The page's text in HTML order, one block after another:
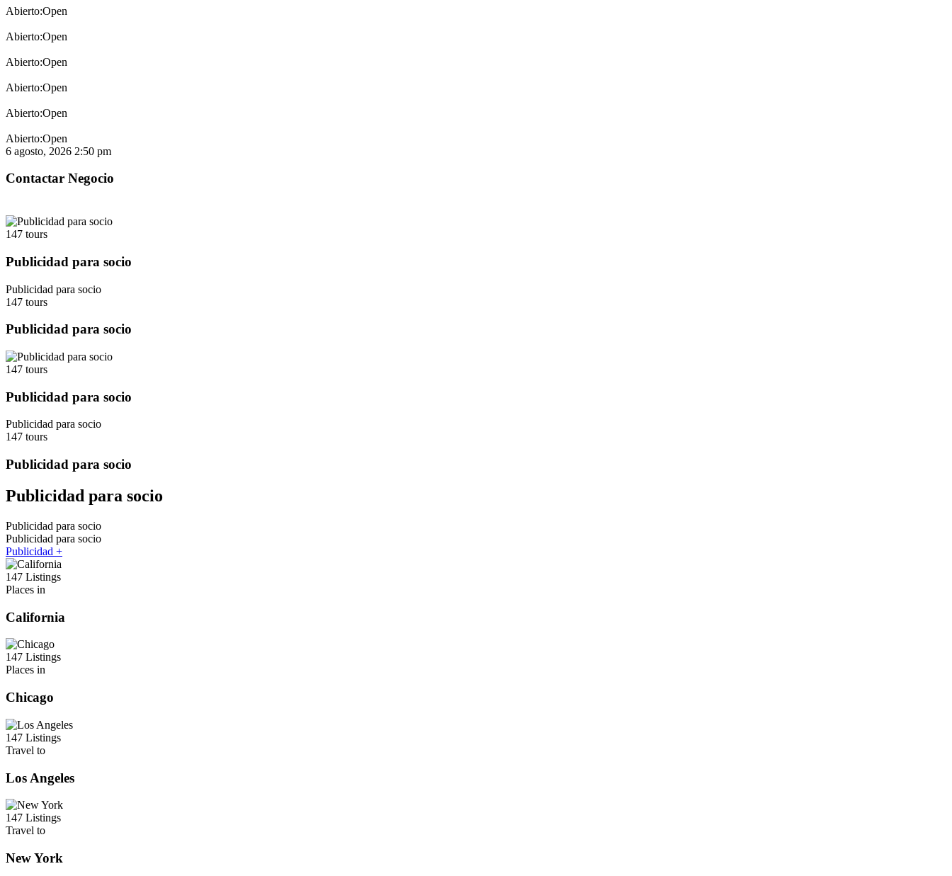
Open
Open
Open
Open
Open
Open
6 agosto, 2026 2:50 pm
147 tours
Publicidad para socio
Publicidad para socio
147 tours
Publicidad para socio
147 tours
Publicidad para socio
Publicidad para socio
147 tours
Publicidad para socio
Publicidad para socio
Publicidad para socio
Publicidad para socio
Publicidad +
147 Listings
Places in
California
147 Listings
Places in
Chicago
147 Listings
Travel to
Los Angeles
147 Listings
Travel to
New York